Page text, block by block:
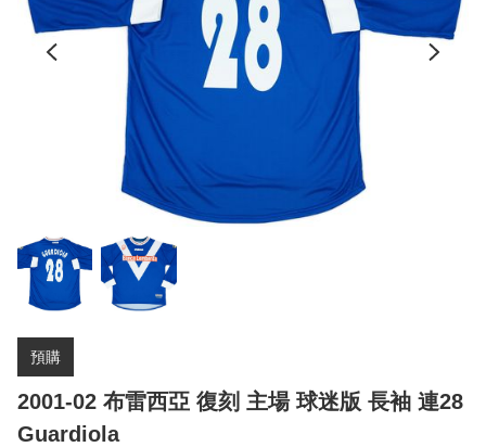
預購
2001-02 布雷西亞 復刻 主場 球迷版 長袖 連28
Guardiola